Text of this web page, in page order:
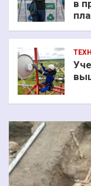
в